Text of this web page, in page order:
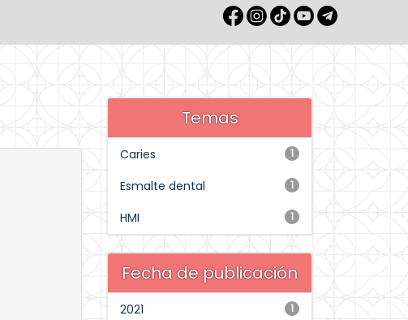
Temas
1
Caries
1
Esmalte dental
1
HMI
Fecha de publicación
1
2021